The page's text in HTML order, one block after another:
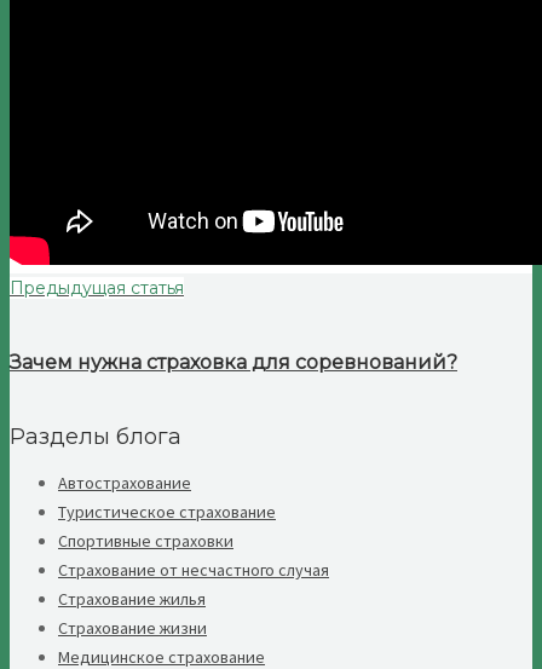
Предыдущая статья
Зачем нужна страховка для соревнований?
Разделы блога
Автострахование
Туристическое страхование
Спортивные страховки
Страхование от несчастного случая
Страхование жилья
Страхование жизни
Медицинское страхование